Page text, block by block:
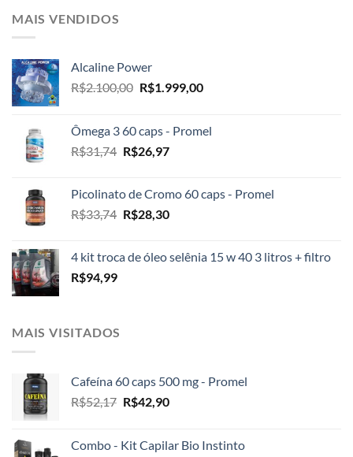
MAIS VENDIDOS
Alcaline Power
R$2.100,00 O
era:
R$2.100,00.
R$1.999,00O
é:
Ômega 3 60 caps - Promel
R$31,74 O
era:
R$31,74.
R$26,97O
é:
R$26,97.
Picolinato de Cromo 60 caps - Promel
R$33,74 O
era:
R$28,30O
é:
4 kit troca de óleo selênia 15 w 40 3 litros + filtro
R$94,99
MAIS VISITADOS
Cafeína 60 caps 500 mg - Promel
R$52,17 O
era:
R$42,90O
é:
Combo - Kit Capilar Bio Instinto